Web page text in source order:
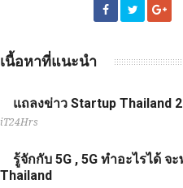
เนื้อหาที่แนะนำ
แถลงข่าว Startup Thailand
iT24Hrs
รู้จักกับ 5G , 5G ทำอะไรได้ จ
Thailand